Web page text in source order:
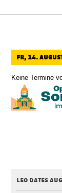
fr, 14.
Keine Termine
leo dates